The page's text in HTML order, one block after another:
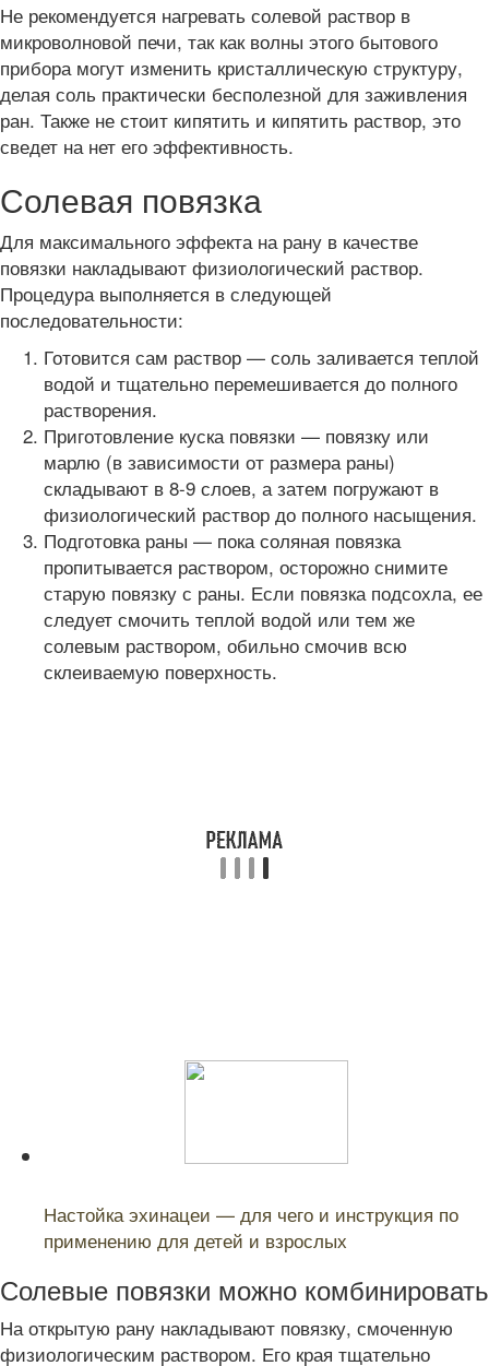
Не рекомендуется нагревать солевой раствор в
микроволновой печи, так как волны этого бытового
прибора могут изменить кристаллическую структуру,
делая соль практически бесполезной для заживления
ран. Также не стоит кипятить и кипятить раствор, это
сведет на нет его эффективность.
Солевая повязка
Для максимального эффекта на рану в качестве
повязки накладывают физиологический раствор.
Процедура выполняется в следующей
последовательности:
Готовится сам раствор — соль заливается теплой
водой и тщательно перемешивается до полного
растворения.
Приготовление куска повязки — повязку или
марлю (в зависимости от размера раны)
складывают в 8-9 слоев, а затем погружают в
физиологический раствор до полного насыщения.
Подготовка раны — пока соляная повязка
пропитывается раствором, осторожно снимите
старую повязку с раны. Если повязка подсохла, ее
следует смочить теплой водой или тем же
солевым раствором, обильно смочив всю
склеиваемую поверхность.
Настойка эхинацеи — для чего и инструкция по
применению для детей и взрослых
Солевые повязки можно комбинировать
На открытую рану накладывают повязку, смоченную
физиологическим раствором. Его края тщательно